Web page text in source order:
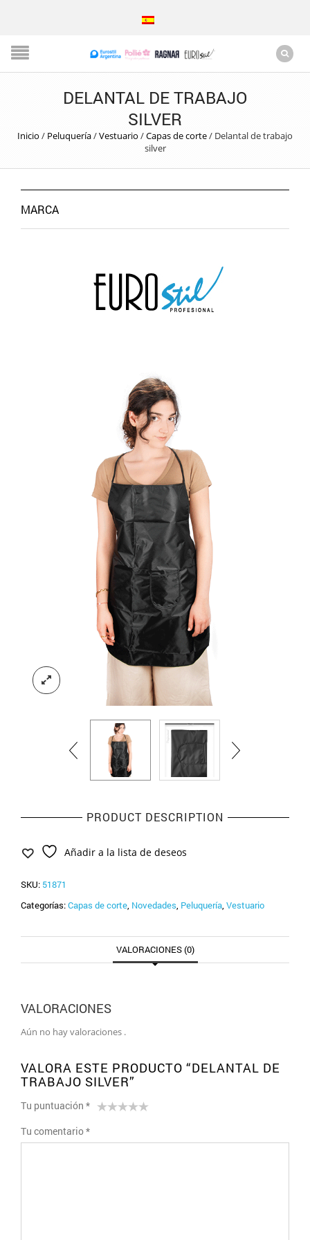
DELANTAL DE TRABAJO
SILVER
Inicio/ Peluquería/Vestuario /Capas de corte/ Delantal de trabajo
silver
PRODUCT DESCRIPTION
Añadir a la lista de deseos
SKU: 51871
Categorías:Capas de corte, Novedades, Peluquería, Vestuario
VALORACIONES (0)
VALORACIONES
Aún no hay valoraciones .
VALORA ESTE PRODUCTO “DELANTAL DE
TRABAJO SILVER”
Tu puntuación *
de
5
estrellas
estrellas
estrellas
Tu comentario*
MARCA